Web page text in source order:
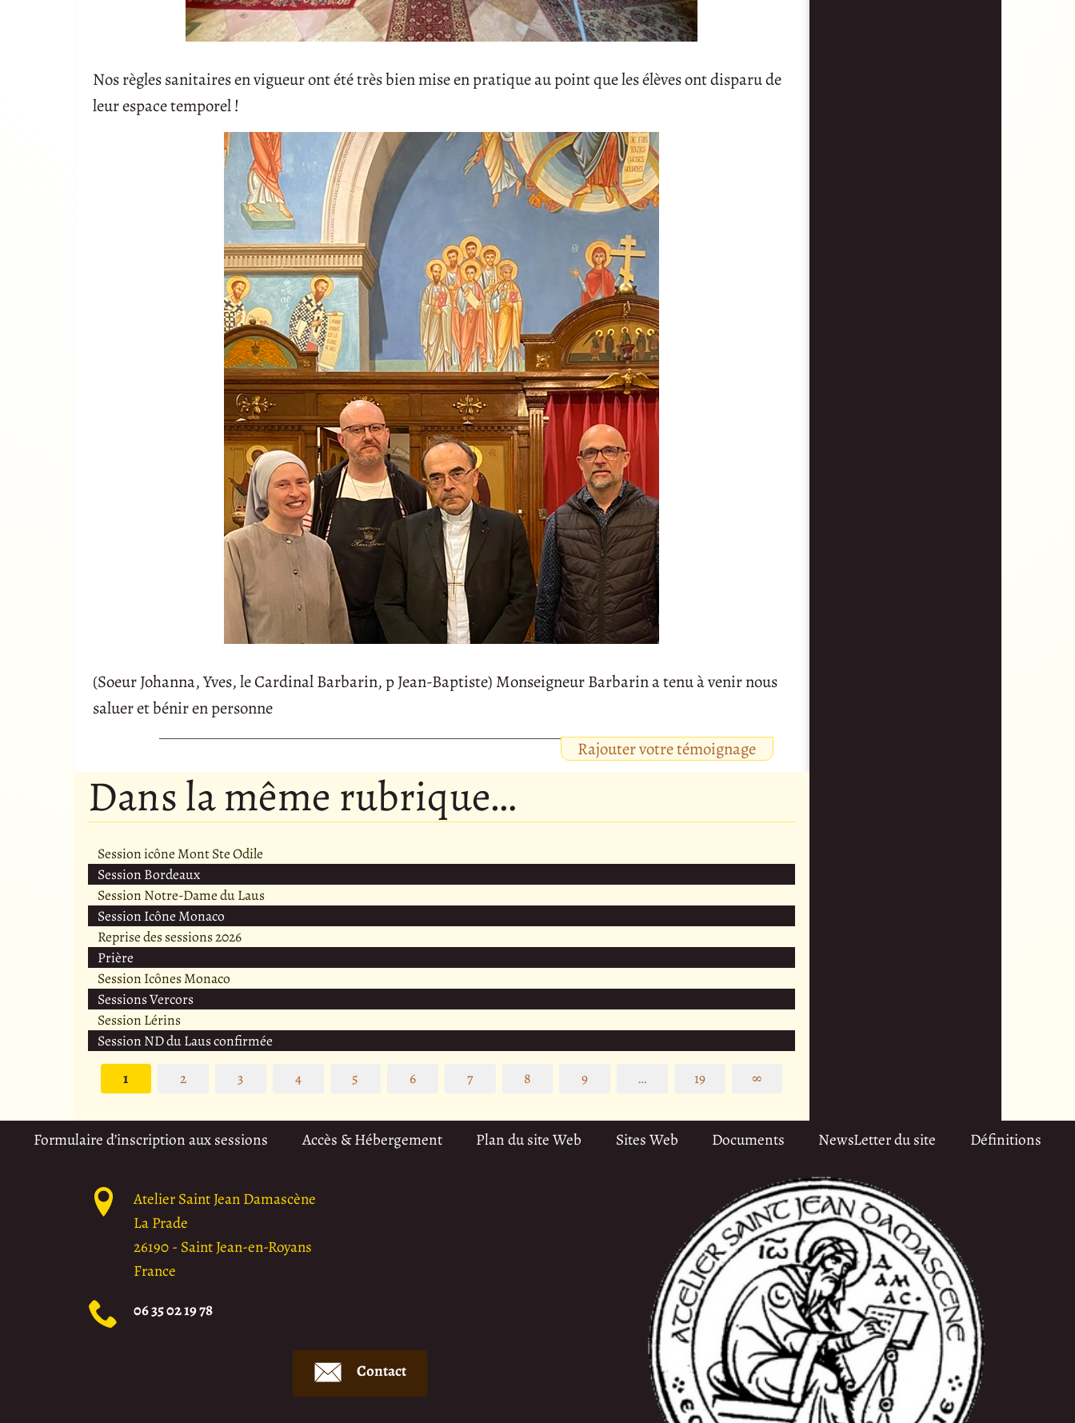
Nos règles sanitaires en vigueur ont été très bien mise en pratique au point que les élèves ont disparu de
leur espace temporel !
(Soeur Johanna, Yves, le Cardinal Barbarin, p Jean-Baptiste) Monseigneur Barbarin a tenu à venir nous
saluer et bénir en personne
Rajouter votre témoignage
Dans la même rubrique…
Session icône Mont Ste Odile
Session Bordeaux
Session Notre-Dame du Laus
Session Icône Monaco
Reprise des sessions 2026
Prière
Session Icônes Monaco
Sessions Vercors
Session Lérins
Session ND du Laus confirmée
1
2 3 4 5 6 7 8 9 … 19 ∞
Formulaire d’inscription aux sessions Accès & Hébergement Plan du site Web Sites Web Documents NewsLetter du site Définitions
Atelier Saint Jean Damascène
La Prade
26190- Saint Jean-en-Royans
France
06 35 02 19 78
Contact